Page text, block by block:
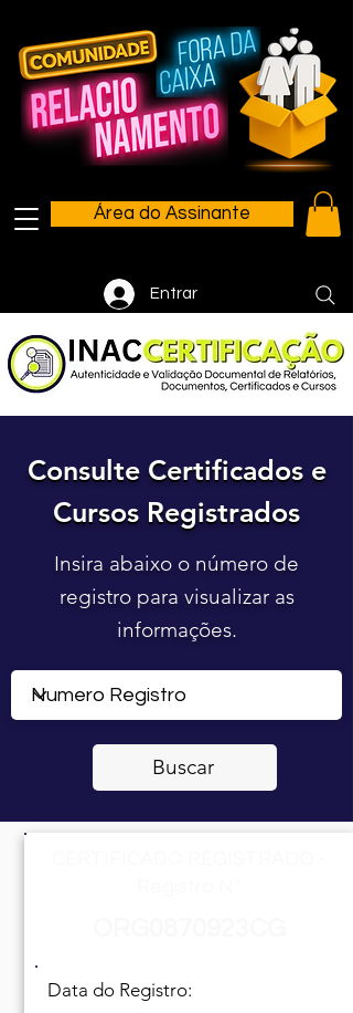
Área do Assinante
Entrar
Consulte Certificados e
Cursos Registrados
Consulte Certificados e
Cursos Registrados
Insira abaixo o número de
registro para visualizar as
informações.
Buscar
Data do Registro: